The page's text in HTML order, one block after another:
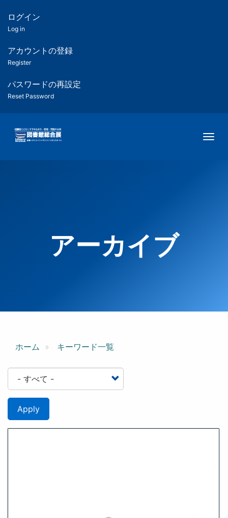
ツ
匿
名
ユ
ー
ー
用
メ
ログイン
Log in
アカウントの登録
Register
パスワードの再設定
Reset Password
アーカイブ
ホーム キーワード一覧
Apply